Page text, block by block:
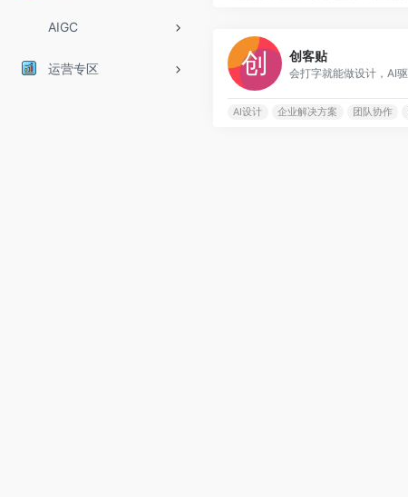
AIGC
运营专区
创客贴
AI设计 企业解决方案 团队协作